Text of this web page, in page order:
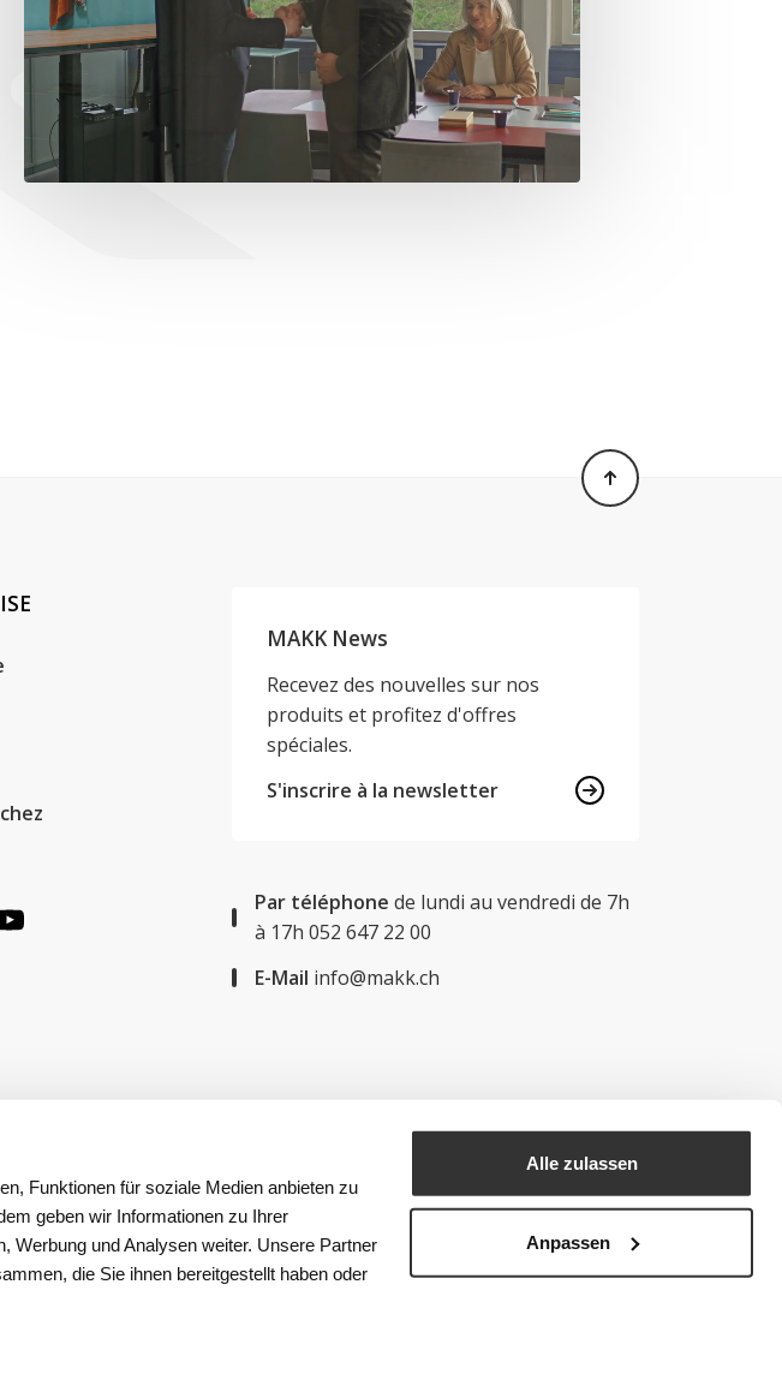
Funktionen für soziale Medien anbieten zu
geben wir Informationen zu Ihrer
Werbung und Analysen weiter. Unsere Partner
die Sie ihnen bereitgestellt haben oder
Alle zulassen
Anpassen
MAKK News
Recevez des nouvelles sur nos
produits et profitez d'offres
spéciales.
S'inscrire à la newsletter
Par téléphone de lundi au vendredi de 7h
à 17h 052 647 22 00
E-Mail info@makk.ch